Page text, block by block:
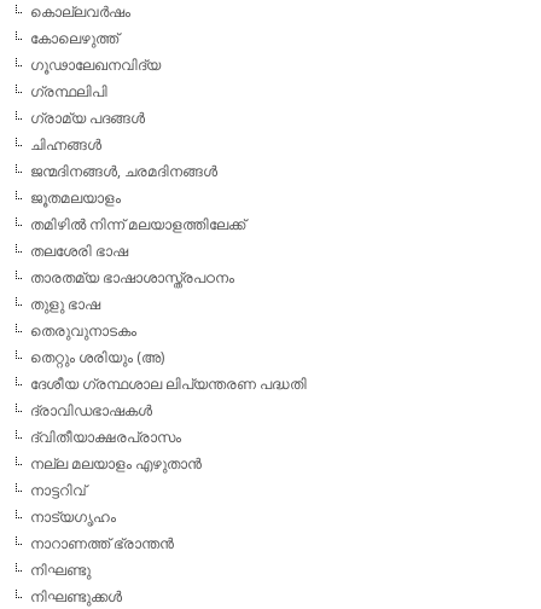
കൊല്ലവര്‍ഷം
കോലെഴുത്ത്
ഗൂഢാലേഖനവിദ്യ
ഗ്രന്ഥലിപി
ഗ്രാമ്യ പദങ്ങള്‍
ചിഹ്നങ്ങള്‍
ജന്മദിനങ്ങള്‍, ചരമദിനങ്ങള്‍
ജൂതമലയാളം
തമിഴില്‍ നിന്ന് മലയാളത്തിലേക്ക്
തലശേരി ഭാഷ
താരതമ്യ ഭാഷാശാസ്ത്രപഠനം
തുളു ഭാഷ
തെരുവുനാടകം
തെറ്റും ശരിയും (അ)
ദേശീയ ഗ്രന്ഥശാല ലിപ്യന്തരണ പദ്ധതി
ദ്രാവിഡഭാഷകള്‍
ദ്വിതീയാക്ഷരപ്രാസം
നല്ല മലയാളം എഴുതാന്‍
നാട്ടറിവ്
നാട്യഗൃഹം
നാറാണത്ത് ഭ്രാന്തന്‍
നിഘണ്ടു
നിഘണ്ടുക്കള്‍